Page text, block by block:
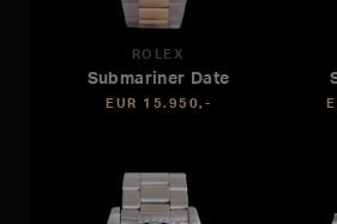
ROLEX
Submariner Date
EUR 15.950,-